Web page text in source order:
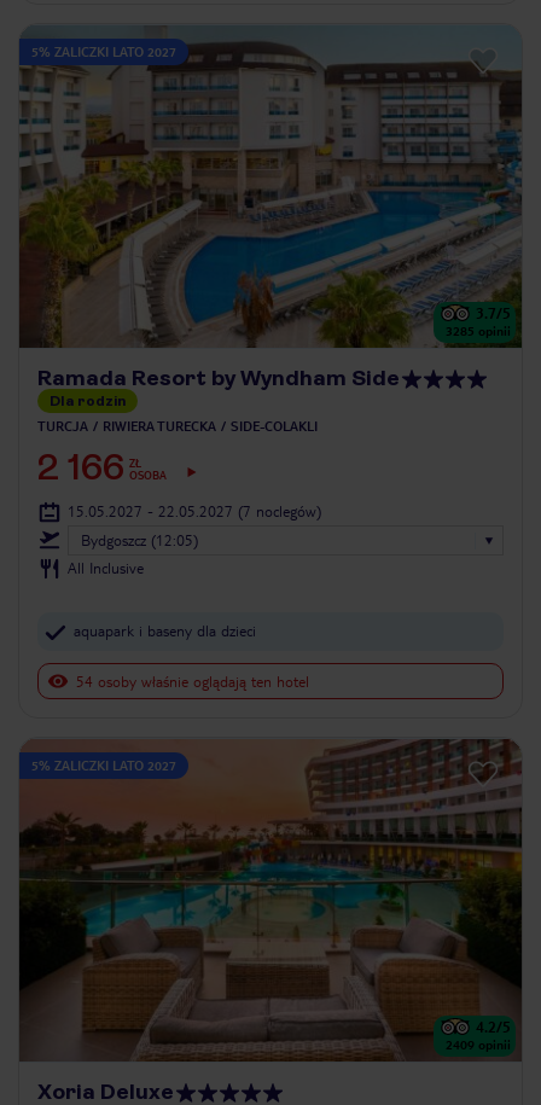
5% ZALICZKI LATO 2027
3.7/5
3285 opinii
Ramada Resort by Wyndham Side
Dla rodzin
TURCJA RIWIERA TURECKA SIDE-COLAKLI
2 166 ZŁ
OSOBA
15.05.2027 - 22.05.2027 (7 noclegów)
Bydgoszcz (12:05)
All Inclusive
aquapark i baseny dla dzieci
54 osoby właśnie oglądają ten hotel
5% ZALICZKI LATO 2027
4.2/5
2409 opinii
Xoria Deluxe